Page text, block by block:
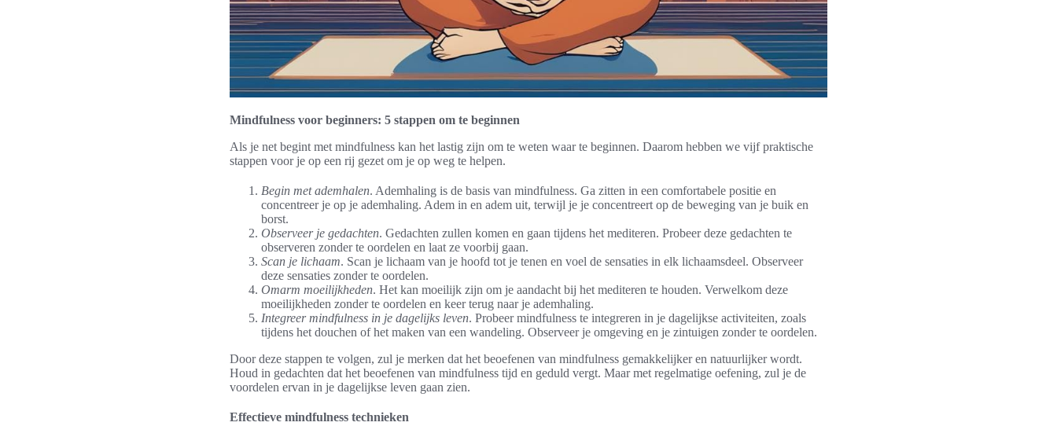
Mindfulness voor beginners: 5 stappen om te beginnen
Als je net begint met mindfulness kan het lastig zijn om te weten waar te beginnen. Daarom hebben we vijf praktische
stappen voor je op een rij gezet om je op weg te helpen.
Begin met ademhalen. Ademhaling is de basis van mindfulness. Ga zitten in een comfortabele positie en
concentreer je op je ademhaling. Adem in en adem uit, terwijl je je concentreert op de beweging van je buik en
borst.
Observeer je gedachten. Gedachten zullen komen en gaan tijdens het mediteren. Probeer deze gedachten te
observeren zonder te oordelen en laat ze voorbij gaan.
Scan je lichaam. Scan je lichaam van je hoofd tot je tenen en voel de sensaties in elk lichaamsdeel. Observeer
deze sensaties zonder te oordelen.
Omarm moeilijkheden. Het kan moeilijk zijn om je aandacht bij het mediteren te houden. Verwelkom deze
moeilijkheden zonder te oordelen en keer terug naar je ademhaling.
Integreer mindfulness in je dagelijks leven. Probeer mindfulness te integreren in je dagelijkse activiteiten, zoals
tijdens het douchen of het maken van een wandeling. Observeer je omgeving en je zintuigen zonder te oordelen.
Door deze stappen te volgen, zul je merken dat het beoefenen van mindfulness gemakkelijker en natuurlijker wordt.
Houd in gedachten dat het beoefenen van mindfulness tijd en geduld vergt. Maar met regelmatige oefening, zul je de
voordelen ervan in je dagelijkse leven gaan zien.
Effectieve mindfulness technieken